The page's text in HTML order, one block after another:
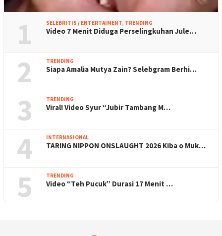
1 SELEBRITIS / ENTERTAIMENT, TRENDING
Video 7 Menit Diduga Perselingkuhan Jule…
2 TRENDING
Siapa Amalia Mutya Zain? Selebgram Berhi…
3 TRENDING
Viral! Video Syur “Jubir Tambang M…
4 INTERNASIONAL
TARING NIPPON ONSLAUGHT 2026 Kiba o Muk…
5 TRENDING
Video “Teh Pucuk” Durasi 17 Menit …